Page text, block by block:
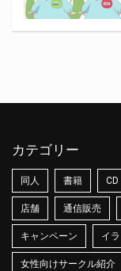
カテゴリー
同人 書籍 CD
店舗 通信販売
キャンペーン イ
女性向けサークル紹介